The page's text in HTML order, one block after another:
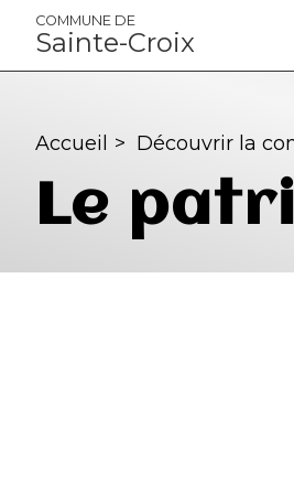
Panneau de gestion des
COMMUNE DE
Sainte-Croix
Accueil > Découvrir la
Le